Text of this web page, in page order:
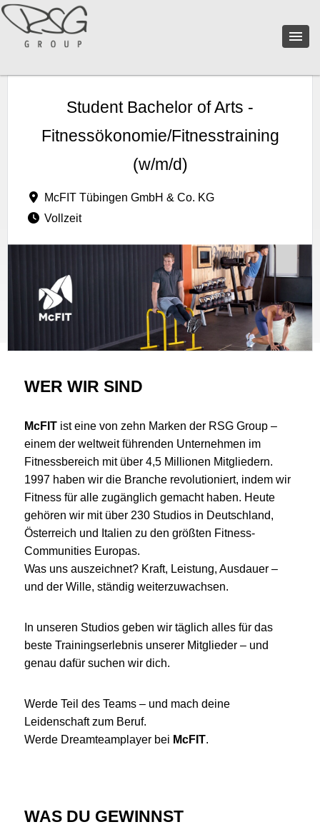
Student Bachelor of Arts -
Fitnessökonomie/Fitnesstraining
(w/m/d)
McFIT Tübingen GmbH & Co. KG
Vollzeit
WER WIR SIND
McFIT ist eine von zehn Marken der RSG Group –
einem der weltweit führenden Unternehmen im
Fitnessbereich mit über 4,5 Millionen Mitgliedern.
1997 haben wir die Branche revolutioniert, indem wir
Fitness für alle zugänglich gemacht haben. Heute
gehören wir mit über 230 Studios in Deutschland,
Österreich und Italien zu den größten Fitness-
Communities Europas.
Was uns auszeichnet? Kraft, Leistung, Ausdauer –
und der Wille, ständig weiterzuwachsen.
In unseren Studios geben wir täglich alles für das
beste Trainingserlebnis unserer Mitglieder – und
genau dafür suchen wir dich.
Werde Teil des Teams – und mach deine
Leidenschaft zum Beruf.
Werde Dreamteamplayer bei McFIT.
WAS DU GEWINNST